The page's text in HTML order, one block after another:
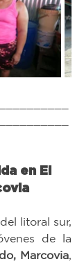
en El
litoral sur,
de la
Marcovia,